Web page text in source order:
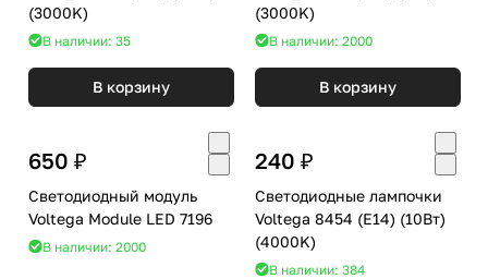
(3000K)
В наличии: 35
В корзину
(3000K)
В наличии: 2000
В корзину
650 ₽
Светодиодный модуль
Voltega Module LED 7196
В наличии: 2000
240 ₽
Светодиодные лампочки
Voltega 8454 (E14) (10Вт)
(4000K)
В наличии: 384